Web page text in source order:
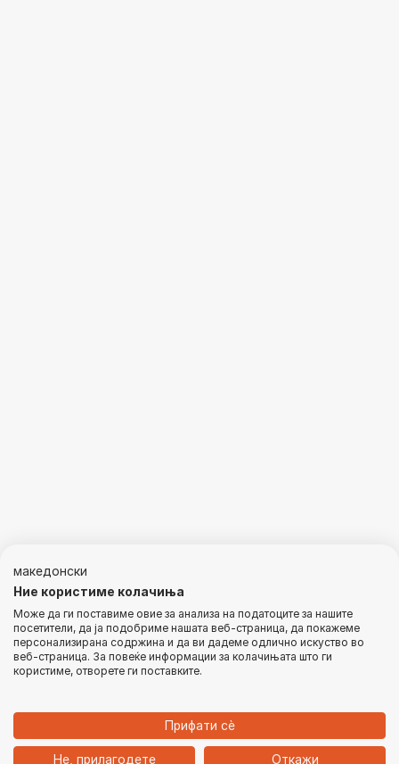
македонски
Ние користиме колачиња
Може да ги поставиме овие за анализа на податоците за нашите
посетители, да ја подобриме нашата веб-страница, да покажеме
персонализирана содржина и да ви дадеме одлично искуство во
веб-страница. За повеќе информации за колачињата што ги
користиме, отворете ги поставките.
Прифати сѐ
Не, прилагодете Откажи